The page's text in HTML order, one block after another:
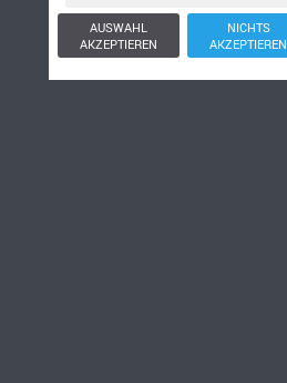
AUSWAHL
AKZEPTIEREN
NICHTS
AKZEPTIEREN